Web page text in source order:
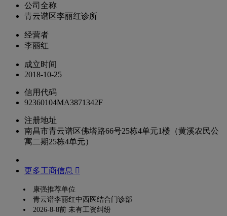
公司全称
青云谱区李丽红诊所
经营者
李丽红
成立时间
2018-10-25
信用代码
92360104MA3871342F
注册地址
南昌市青云谱区佛塔路66号25栋4单元1楼（黄溪农民公
寓二期25栋4单元）
更多工商信息 
康强推荐单位
青云谱李丽红中西医结合门诊部
2026-8-8前 未有工资纠纷